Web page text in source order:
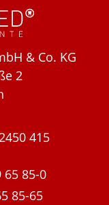
& Co. KG
2
415
65 85-0
85-65